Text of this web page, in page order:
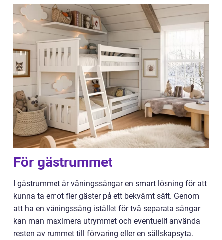
För gästrummet
I gästrummet är våningssängar en smart lösning för att
kunna ta emot fler gäster på ett bekvämt sätt. Genom
att ha en våningssäng istället för två separata sängar
kan man maximera utrymmet och eventuellt använda
resten av rummet till förvaring eller en sällskapsyta.